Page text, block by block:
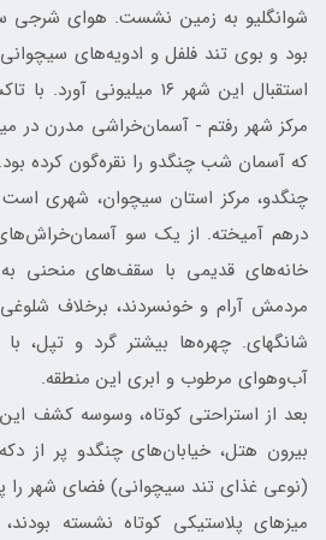
شوانگلیو به زمین نشست. هوای شرجی
بود و بوی تند فلفل و ادویه‌های
استقبال این شهر ۱۶
مرکز شهر رفتم - آسمان‌خراشی مدرن در
که آسمان شب چنگدو را نقره‌گون کرده بود.
چنگدو، مرکز استان سیچوان، شهری
درهم آمیخته. از یک سو
خانه‌های قدیمی با سقف‌های منحنی
مردمش آرام و خونسردند، برخلاف
شانگهای. چهره‌ها بیشتر گرد و تپل،
آب‌وهوای مرطوب و ابری این منطقه.
بعد از استراحتی کوتاه، وسوسه کشف
بیرون هتل، خیابان‌های چنگدو پر از
(نوعی غذای تند سیچوانی) فضای شهر را
میزهای پلاستیکی کوتاه نشسته